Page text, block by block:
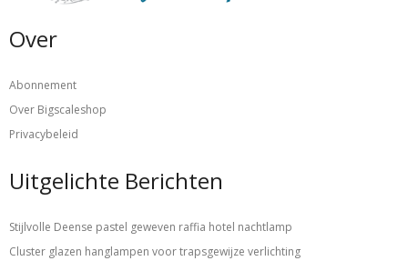
Over
Abonnement
Over Bigscaleshop
Privacybeleid
Uitgelichte Berichten
Stijlvolle Deense pastel geweven raffia hotel nachtlamp
Cluster glazen hanglampen voor trapsgewijze verlichting